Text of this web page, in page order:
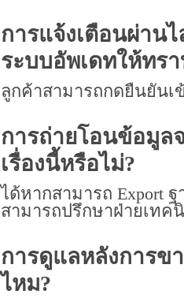
การแจ้งเตือนผ่าน
ระบบอัพเดทให้ทร
ลูกค้าสามารถกดยืนยันเ
การถ่ายโอนข้อมูล
เรื่องนี้หรือไม่?
ได้หากสามารถ Export
สามารถปรึกษาฝ่ายเทค
การดูแลหลังการข
ไหม?